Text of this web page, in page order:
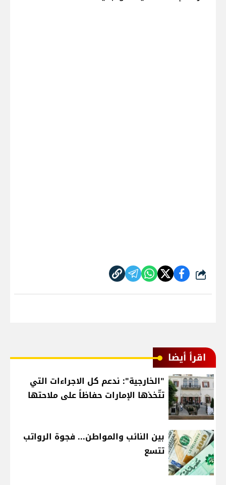
شارك
اقرأ أيضا
"الخارجية": ندعم كل الاجراءات التي
تتّخذها الإمارات حفاظاً على ملاحتها
بين النائب والمواطن... فجوة الرواتب
تتسع